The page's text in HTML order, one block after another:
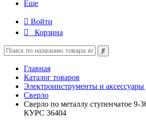
Еще
Войти
Корзина
Главная
Каталог товаров
Электроинструменты и
Сверло
Сверло по металлу ступенчатое 9-
КУРС 36404